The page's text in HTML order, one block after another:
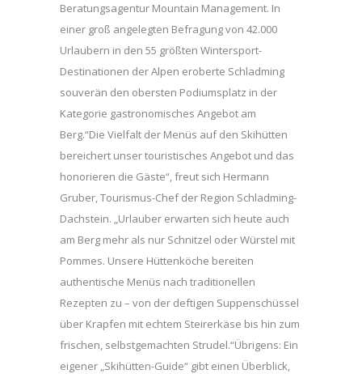
Beratungsagentur Mountain Management. In
einer groß angelegten Befragung von 42.000
Urlaubern in den 55 größten Wintersport-
Destinationen der Alpen eroberte Schladming
souverän den obersten Podiumsplatz in der
Kategorie gastronomisches Angebot am
Berg.“Die Vielfalt der Menüs auf den Skihütten
bereichert unser touristisches Angebot und das
honorieren die Gäste“, freut sich Hermann
Gruber, Tourismus-Chef der Region Schladming-
Dachstein. „Urlauber erwarten sich heute auch
am Berg mehr als nur Schnitzel oder Würstel mit
Pommes. Unsere Hüttenköche bereiten
authentische Menüs nach traditionellen
Rezepten zu – von der deftigen Suppenschüssel
über Krapfen mit echtem Steirerkäse bis hin zum
frischen, selbstgemachten Strudel.“Übrigens: Ein
eigener „Skihütten-Guide“ gibt einen Überblick,